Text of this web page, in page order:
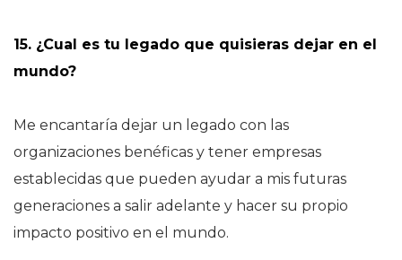
15. ¿Cual es tu legado que quisieras dejar en el
mundo?
Me encantaría dejar un legado con las
organizaciones benéficas y tener empresas
establecidas que pueden ayudar a mis futuras
generaciones a salir adelante y hacer su propio
impacto positivo en el mundo.